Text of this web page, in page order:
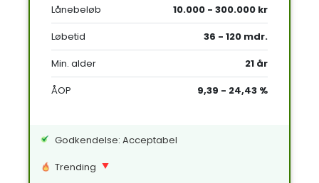
Lånebeløb
10.000 - 300.000 kr
Løbetid
36 - 120 mdr.
Min. alder
21 år
ÅOP
9,39 - 24,43 %
Godkendelse: Acceptabel
Trending